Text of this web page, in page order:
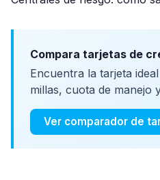
Compara tarjetas de
Encuentra la tarjeta
millas, cuota de manejo
Ver comparador de